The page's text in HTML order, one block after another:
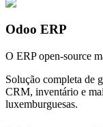
Odoo ERP
O ERP open-source
Solução completa de
CRM, inventário e
luxemburguesas.